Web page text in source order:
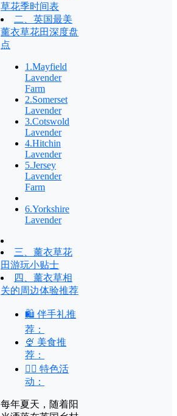
草花季时间表
二、英国最美
薰衣草花田深度盘
点
1.Mayfield
Lavender
Farm
2.Somerset
Lavender
3.Cotswold
Lavender
4.Hitchin
Lavender
5.Jersey
Lavender
Farm
6.Yorkshire
Lavender
三、薰衣草花
田游玩小贴士
四、薰衣草相
关的周边体验推荐
🛍 伴手礼推
荐：
🍨 美食推
荐：
🧘‍♀️ 特色活
动：
每年夏天，随着阳